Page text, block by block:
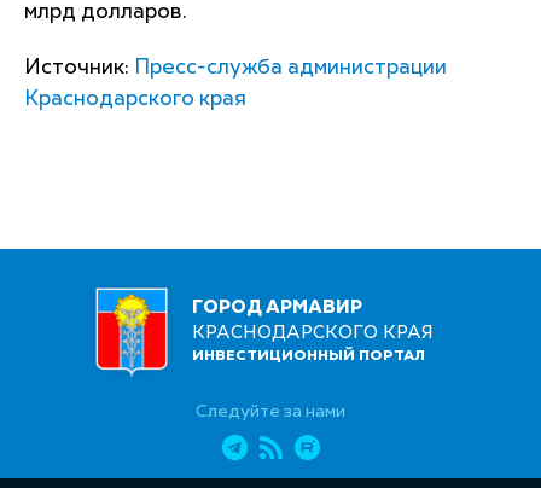
млрд долларов.
Источник:
Пресс-служба администрации
Краснодарского края
ГОРОД АРМАВИР
КРАСНОДАРСКОГО КРАЯ
ИНВЕСТИЦИОННЫЙ ПОРТАЛ
Следуйте за нами